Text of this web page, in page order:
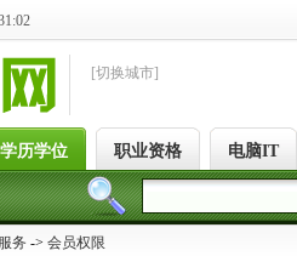
[切换城市]
学历学位 职业资格 电脑IT
务 -> 会员权限